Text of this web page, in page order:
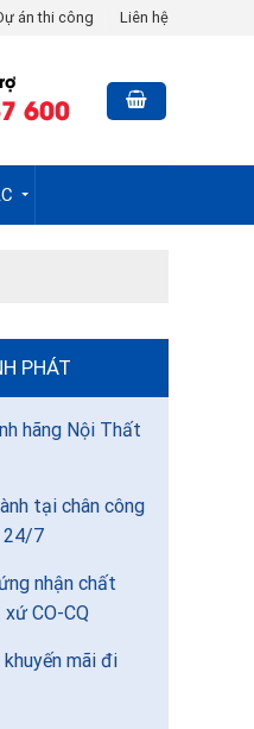
án thi công Liên hệ
600
PHÁT
hãng Nội Thất
tại chân công
24/7
nhận chất
CO-CQ
khuyến mãi đi